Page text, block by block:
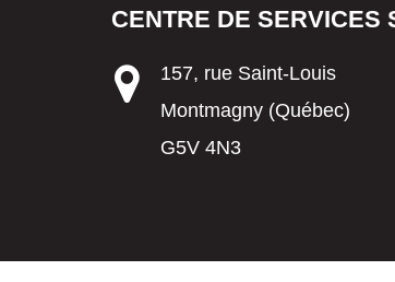
CENTRE DE SERVICES
157, rue Saint-Louis
Montmagny (Québec)
G5V 4N3